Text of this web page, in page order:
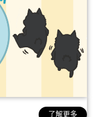
了解更多